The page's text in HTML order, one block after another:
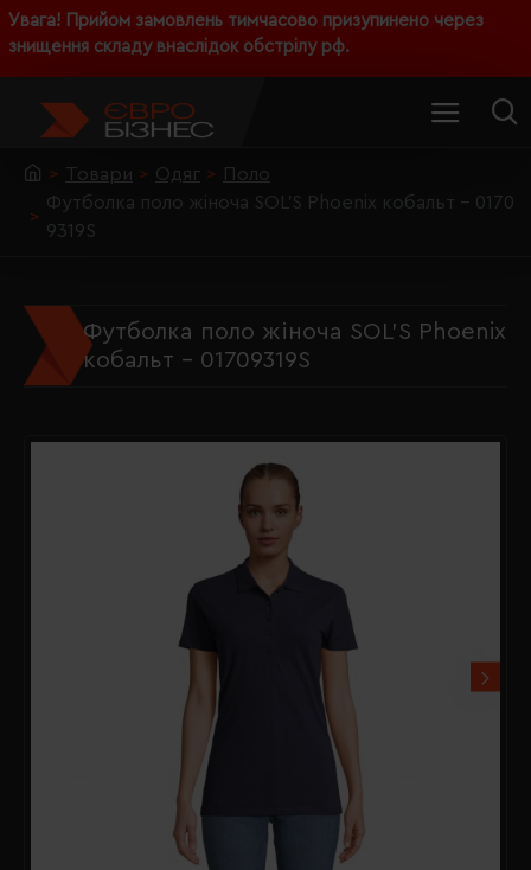
Увага! Прийом замовлень тимчасово призупинено через
знищення складу внаслідок обстрілу рф.
Товари Одяг
Поло
Футболка поло жіноча SOL'S Phoenix кобальт - 0170
9319S
Футболка поло жіноча SOL'S Phoenix
кобальт - 01709319S